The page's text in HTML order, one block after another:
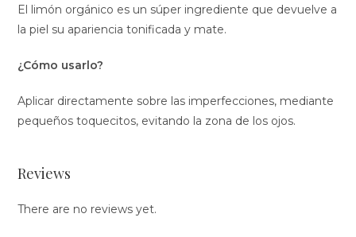
El limón orgánico es un súper ingrediente que devuelve a
la piel su apariencia tonificada y mate.
¿Cómo usarlo?
Aplicar directamente sobre las imperfecciones, mediante
pequeños toquecitos, evitando la zona de los ojos.
Reviews
There are no reviews yet.